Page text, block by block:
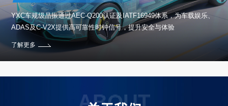
YXC车规级晶振通过AEC-Q200认证及IATF16949体系，为车载娱乐、
ADAS及C-V2X提供高可靠性时钟信号，提升安全与体验
了解更多